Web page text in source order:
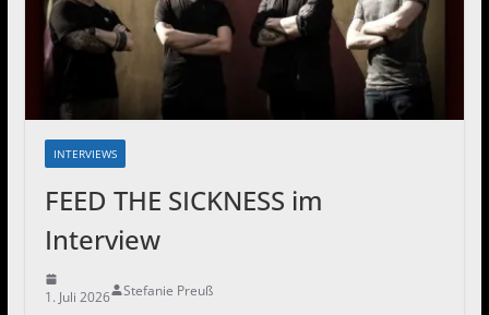
INTERVIEWS
FEED THE SICKNESS im
Interview
1. Juli 2026 Stefanie Preuß